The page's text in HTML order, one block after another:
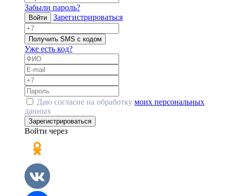
Забыли пароль?
Войти Зарегистрироваться
Получить SMS с кодом
Уже есть код?
Даю согласие на обработку моих персональных
данных
Зарегистрироваться
Войти через